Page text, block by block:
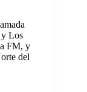
y Los
FM, y
del